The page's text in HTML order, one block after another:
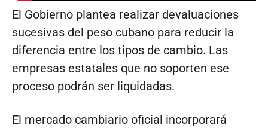
El Gobierno plantea realizar devaluaciones
sucesivas del peso cubano para reducir la
diferencia entre los tipos de cambio. Las
empresas estatales que no soporten ese
proceso podrán ser liquidadas.
El mercado cambiario oficial incorporará